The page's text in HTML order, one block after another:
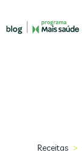
Receitas >